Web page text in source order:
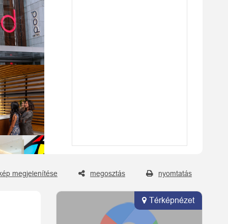
megjelenítése megosztás nyomtatás
Térképnézet